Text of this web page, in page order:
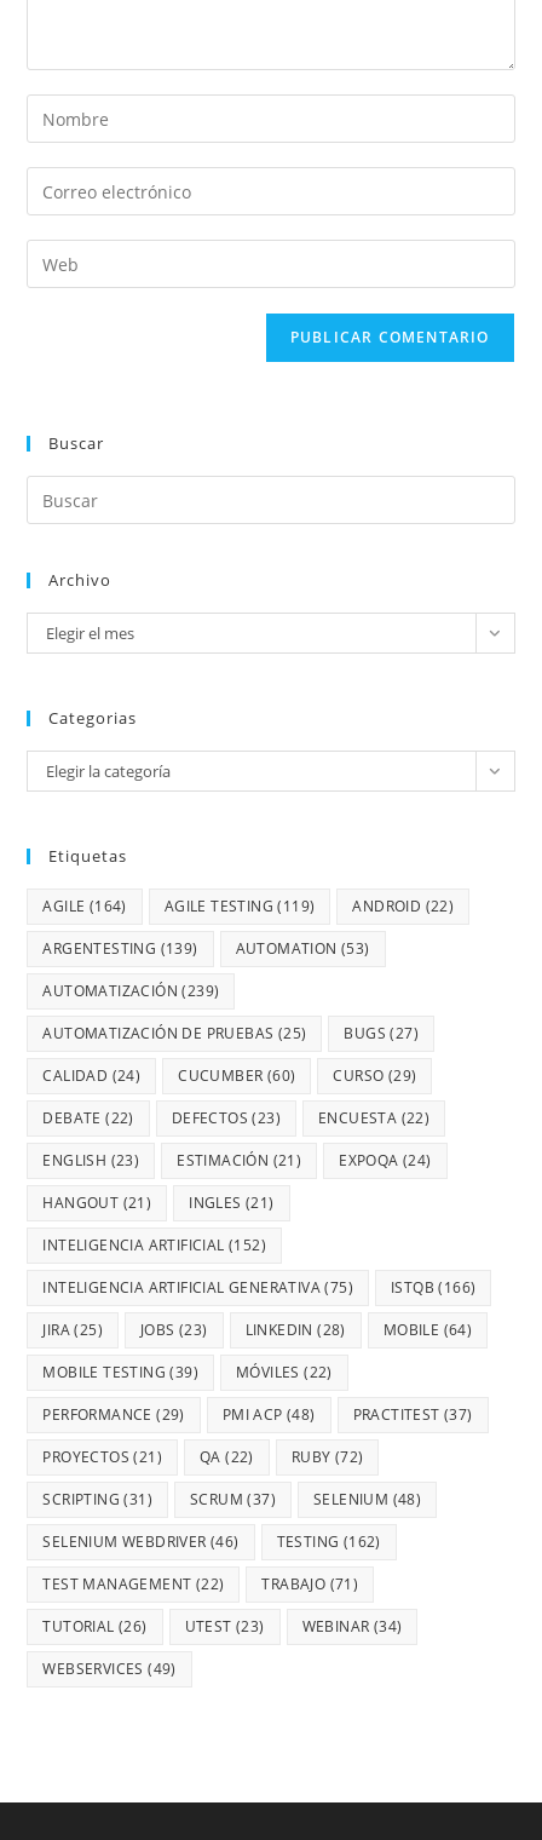
Buscar
Archivo
Elegir el mes
Categorias
Elegir la categoría
Etiquetas
AGILE (164) AGILE TESTING (119) ANDROID (22)
ARGENTESTING (139) AUTOMATION (53)
AUTOMATIZACIÓN (239)
AUTOMATIZACIÓN DE PRUEBAS (25) BUGS (27)
CALIDAD (24) CUCUMBER (60) CURSO (29)
DEBATE (22) DEFECTOS (23) ENCUESTA (22)
ENGLISH (23) ESTIMACIÓN (21) EXPOQA (24)
HANGOUT (21) INGLES (21)
INTELIGENCIA ARTIFICIAL (152)
INTELIGENCIA ARTIFICIAL GENERATIVA(75) ISTQB (166)
JIRA(25) JOBS (23) LINKEDIN (28) MOBILE (64)
MOBILE TESTING (39) MÓVILES (22)
PERFORMANCE (29) PMI ACP (48) PRACTITEST (37)
PROYECTOS (21) QA (22) RUBY (72)
SCRIPTING (31) SCRUM (37) SELENIUM (48)
SELENIUM WEBDRIVER (46) TESTING (162)
TEST MANAGEMENT (22) TRABAJO (71)
TUTORIAL (26) UTEST (23) WEBINAR (34)
WEBSERVICES (49)